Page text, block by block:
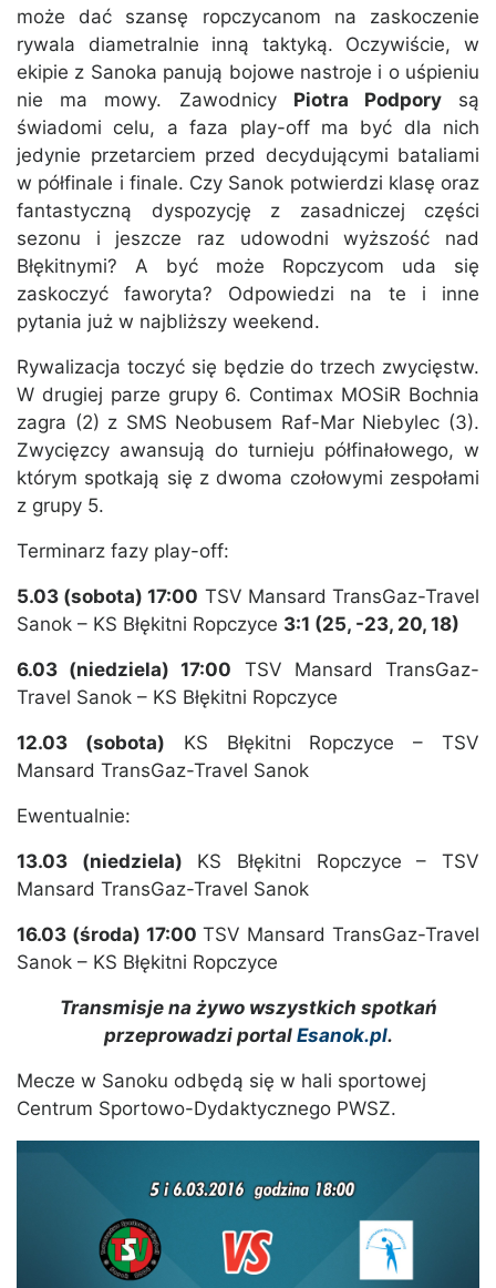
może dać szansę ropczycanom na zaskoczenie
rywala diametralnie inną taktyką. Oczywiście, w
ekipie z Sanoka panują bojowe nastroje i o uśpieniu
nie ma mowy. Zawodnicy Piotra Podporysą
świadomi celu, a faza play-off ma być dla nich
jedynie przetarciem przed decydującymi bataliami
w półfinale i finale. Czy Sanok potwierdzi klasę oraz
fantastyczną dyspozycję z zasadniczej części
sezonu i jeszcze raz udowodni wyższość nad
Błękitnymi? A być może Ropczycom uda się
zaskoczyć faworyta? Odpowiedzi na te i inne
pytania już w najbliższy weekend.
Rywalizacja toczyć się będzie do trzech zwycięstw.
W drugiej parze grupy 6. Contimax MOSiR Bochnia
zagra (2) z SMS Neobusem Raf-Mar Niebylec (3).
Zwycięzcy awansują do turnieju półfinałowego, w
którym spotkają się z dwoma czołowymi zespołami
z grupy 5.
Terminarz fazy play-off:
5.03 (sobota) 17:00 TSV Mansard TransGaz-Travel
Sanok – KS Błękitni Ropczyce 3:1 (25, -23, 20, 18)
6.03 (niedziela) 17:00 TSV Mansard TransGaz-
Travel Sanok – KS Błękitni Ropczyce
12.03 (sobota) KS Błękitni Ropczyce – TSV
Mansard TransGaz-Travel Sanok
Ewentualnie:
13.03 (niedziela) KS Błękitni Ropczyce – TSV
Mansard TransGaz-Travel Sanok
16.03 (środa) 17:00 TSV Mansard TransGaz-Travel
Sanok – KS Błękitni Ropczyce
Transmisje na żywo wszystkich spotkań
przeprowadzi portal Esanok.pl.
Mecze w Sanoku odbędą się w hali sportowej
Centrum Sportowo-Dydaktycznego PWSZ.